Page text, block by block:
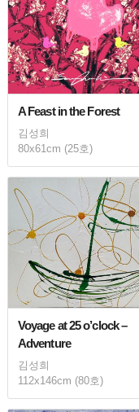
A Feast in the Forest
김성희
80x61cm (25호)
Voyage at 25 o’clock –
Adventure
김성희
112x146cm (80호)